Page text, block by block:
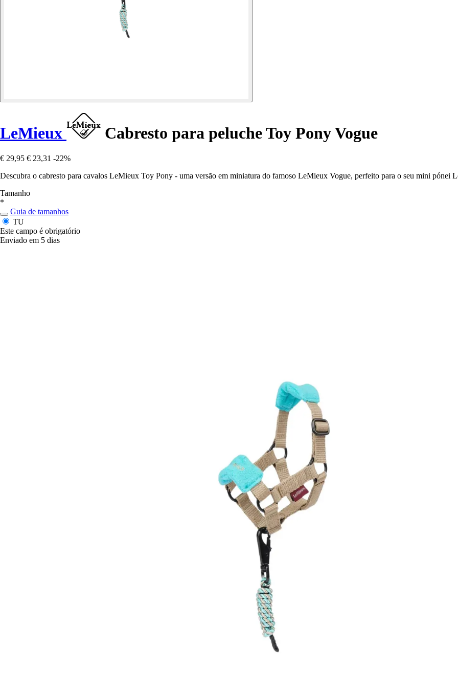
LeMieux Cabresto para peluche Toy Pony Vogue
€ 29,95 € 23,31 -22%
Descubra o cabresto para cavalos LeMieux Toy Pony - uma versão em miniatura do famoso LeMieux Vogue, perfeito para o seu mini pónei
Tamanho
*
Guia de tamanhos
TU
Este campo é obrigatório
Enviado em 5 dias